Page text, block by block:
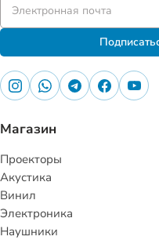
Магазин
Проекторы
Акустика
Винил
Электроника
Наушники